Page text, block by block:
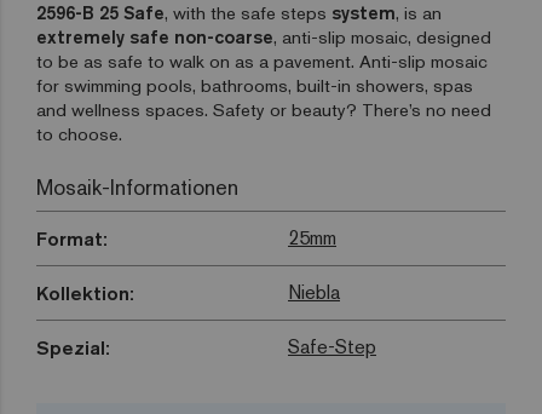
2596-B 25 Safe, with the safe steps system, is an
extremely safe non-coarse, anti-slip mosaic, designed
to be as safe to walk on as a pavement. Anti-slip mosaic
for swimming pools, bathrooms, built-in showers, spas
and wellness spaces. Safety or beauty? There’s no need
to choose.
Mosaik-Informationen
Format: 25mm
Kollektion: Niebla
Spezial: Safe-Step